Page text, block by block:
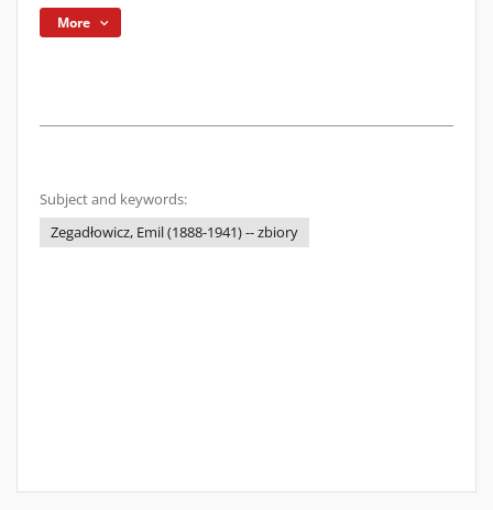
More
Subject and keywords:
Zegadłowicz, Emil (1888-1941) -- zbiory